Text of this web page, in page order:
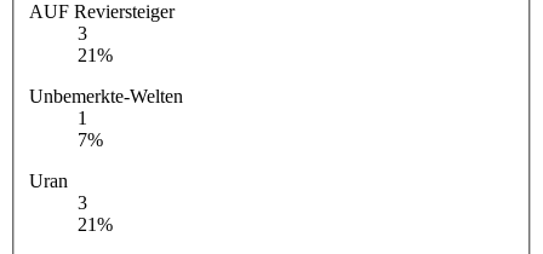
AUF Reviersteiger
3
21%
Unbemerkte-Welten
1
7%
Uran
3
21%